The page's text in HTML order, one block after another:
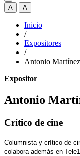
A A
Inicio
/
Expositores
/
Antonio Martínez
Expositor
Antonio
Crítico de cine
Columnista y crítico de
colabora además en